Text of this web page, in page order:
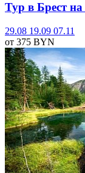
Тур в Брест
29.08 19.09 07.11
от 375 BYN